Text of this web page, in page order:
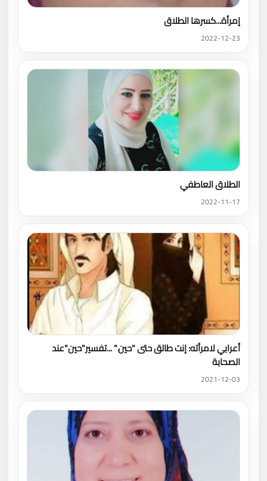
إمرأة...كسرها الطلاق
2022-12-23
الطلاق العاطفي
2022-11-17
أعرابي لامرأته: إنت طالق حتى "حين." ...تفسير"حين"عند
الصحابة
2021-12-03